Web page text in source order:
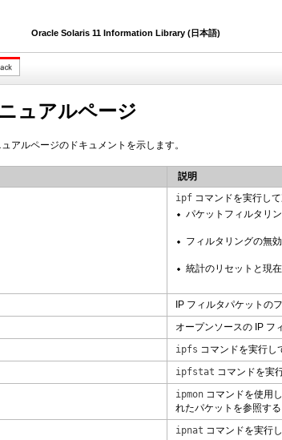
Oracle Solaris 11 Information Library (日本語)
ュアルページ
アルページのドキュメントを示します。
説明
ipf コマンドを実行し
パケットフィルタリ
フィルタリングの無
統計のリセットと現
IP フィルタパケットの
オープンソースの IP フ
ipfs コマンドを実行し
ipfstat コマンドを実
ipmon コマンドを使用
れたパケットを参照する
ipnat コマンドを実行